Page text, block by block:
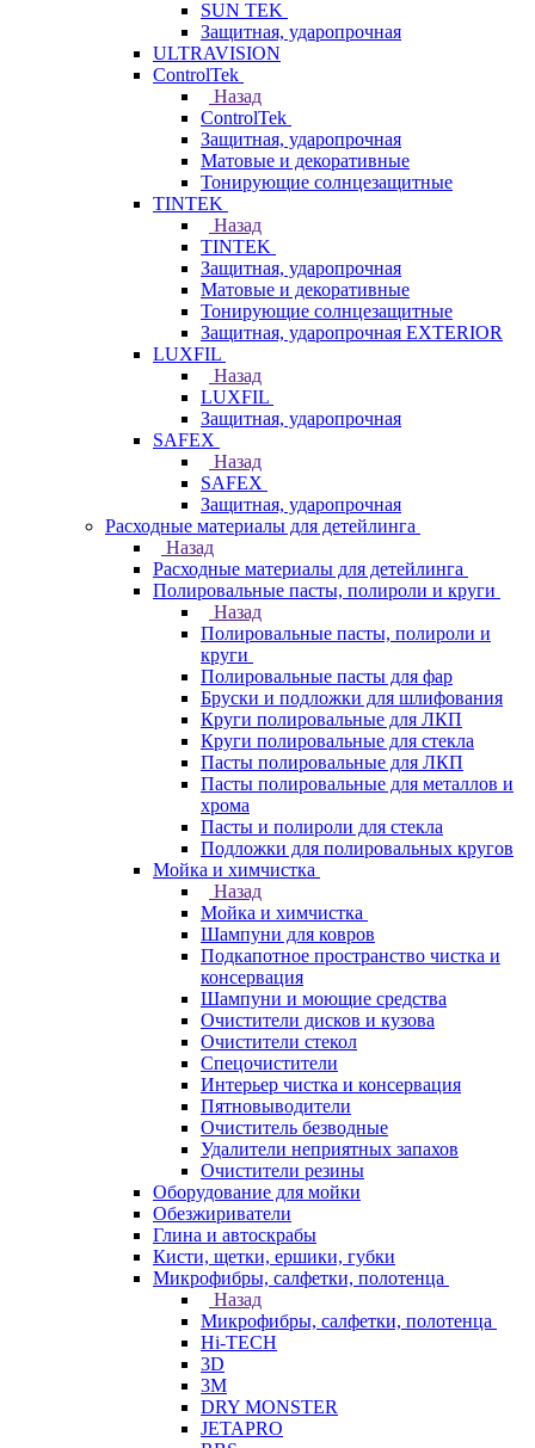
SUN TEK
Защитная, ударопрочная
ULTRAVISION
ControlTek
Назад
ControlTek
Защитная, ударопрочная
Матовые и декоративные
Тонирующие солнцезащитные
TINTEK
Назад
TINTEK
Защитная, ударопрочная
Матовые и декоративные
Тонирующие солнцезащитные
Защитная, ударопрочная EXTERIOR
LUXFIL
Назад
LUXFIL
Защитная, ударопрочная
SAFEX
Назад
SAFEX
Защитная, ударопрочная
Расходные материалы для детейлинга
Назад
Расходные материалы для детейлинга
Полировальные пасты, полироли и круги
Назад
Полировальные пасты, полироли и
круги
Полировальные пасты для фар
Бруски и подложки для шлифования
Круги полировальные для ЛКП
Круги полировальные для стекла
Пасты полировальные для ЛКП
Пасты полировальные для металлов и
хрома
Пасты и полироли для стекла
Подложки для полировальных кругов
Мойка и химчистка
Назад
Мойка и химчистка
Шампуни для ковров
Подкапотное пространство чистка и
консервация
Шампуни и моющие средства
Очистители дисков и кузова
Очистители стекол
Спецочистители
Интерьер чистка и консервация
Пятновыводители
Очиститель безводные
Удалители неприятных запахов
Очистители резины
Оборудование для мойки
Обезжириватели
Глина и автоскрабы
Кисти, щетки, ершики, губки
Микрофибры, салфетки, полотенца
Назад
Микрофибры, салфетки, полотенца
Hi-TECH
3D
3М
DRY MONSTER
JETAPRO